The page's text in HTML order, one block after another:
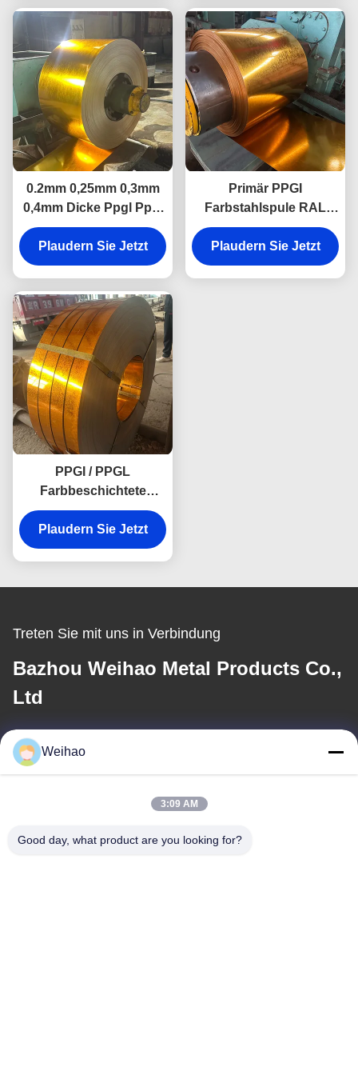
0.2mm 0,25mm 0,3mm
0,4mm Dicke Ppgl Ppgi
Vorlackierte Stahlspule
für Dachdecken
Plaudern Sie Jetzt
Primär PPGI
Farbstahlspule RAL
3019 RAL 3020
Vorlackierte
galvanisierte
Plaudern Sie Jetzt
PPGI / PPGL
Farbbeschichtete
vorgefärbte
galvanisierte
Stahlspulen für
Plaudern Sie Jetzt
Treten Sie mit uns in Verbindung
Bazhou Weihao Metal Products Co.,
Ltd
E-Mail
408690175@qq.com
Unsere Adresse
Weihao
3:09 AM
Good day, what product are you looking for?